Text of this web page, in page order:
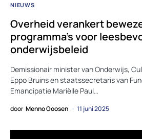
NIEUWS
Overheid verankert
programma’s voor
onderwijsbeleid
Demissionair minister van Onderwijs,
Eppo Bruins en staatssecretaris van
Emancipatie Mariëlle Paul…
door Menno Goosen 11 juni 2025